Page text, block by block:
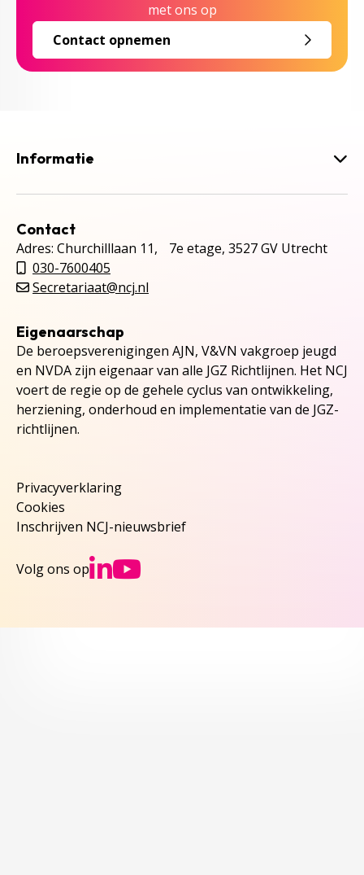
met ons op
Contact opnemen
Informatie
Contact
Adres: Churchilllaan 11, 7e etage, 3527 GV Utrecht
030-7600405
Secretariaat@ncj.nl
Eigenaarschap
De beroepsverenigingen AJN, V&VN vakgroep jeugd
en NVDA zijn eigenaar van alle JGZ Richtlijnen. Het NCJ
voert de regie op de gehele cyclus van ontwikkeling,
herziening, onderhoud en implementatie van de JGZ-
richtlijnen.
Privacyverklaring
Cookies
Inschrijven NCJ-nieuwsbrief
Volg ons op Ga naar NCJs